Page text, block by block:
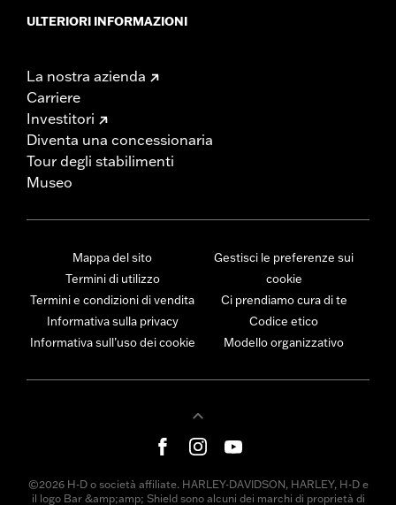
ULTERIORI INFORMAZIONI
La nostra azienda
Carriere
Investitori
Diventa una concessionaria
Tour degli stabilimenti
Museo
Mappa del sito
Termini di utilizzo
Termini e condizioni di vendita
Informativa sulla privacy
Informativa sull’uso dei cookie
Gestisci le preferenze sui
cookie
Ci prendiamo cura di te
Codice etico
Modello organizzativo
©2026 H-D o società affiliate. HARLEY-DAVIDSON, HARLEY, H-D e
il logo Bar &amp;amp; Shield sono alcuni dei marchi di proprietà di